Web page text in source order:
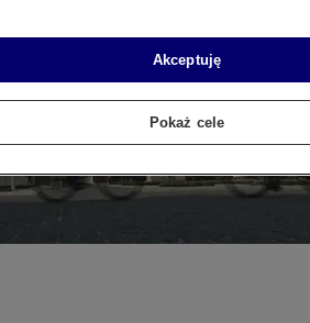
Akceptuję
Pokaż cele